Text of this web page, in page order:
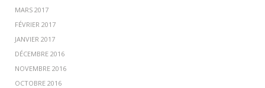
MARS 2017
FÉVRIER 2017
JANVIER 2017
DÉCEMBRE 2016
NOVEMBRE 2016
OCTOBRE 2016